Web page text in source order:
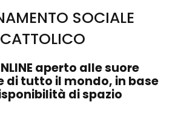
SOCIALE
CATTOLICO
aperto alle suore
di tutto il mondo, in base
di spazio